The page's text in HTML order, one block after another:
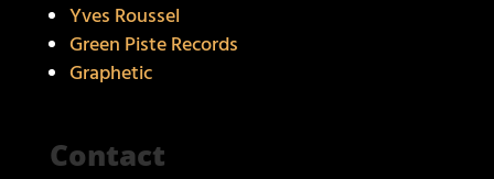
Yves Roussel
Green Piste Records
Graphetic
Contact